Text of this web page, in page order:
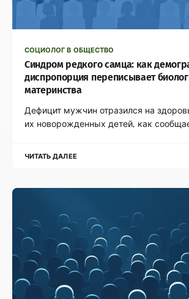
СОЦИОЛОГ В ОБЩЕСТВО
Синдром редкого самца: как
диспропорция переписывает
материнства
Дефицит мужчин отразился на
их новорожденных детей, как
ЧИТАТЬ ДАЛЕЕ